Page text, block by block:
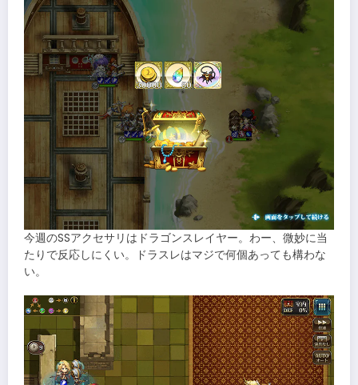
今週のSSアクセサリはドラゴンスレイヤー。わー、微妙に当
たりで反応しにくい。ドラスレはマジで何個あっても構わな
い。